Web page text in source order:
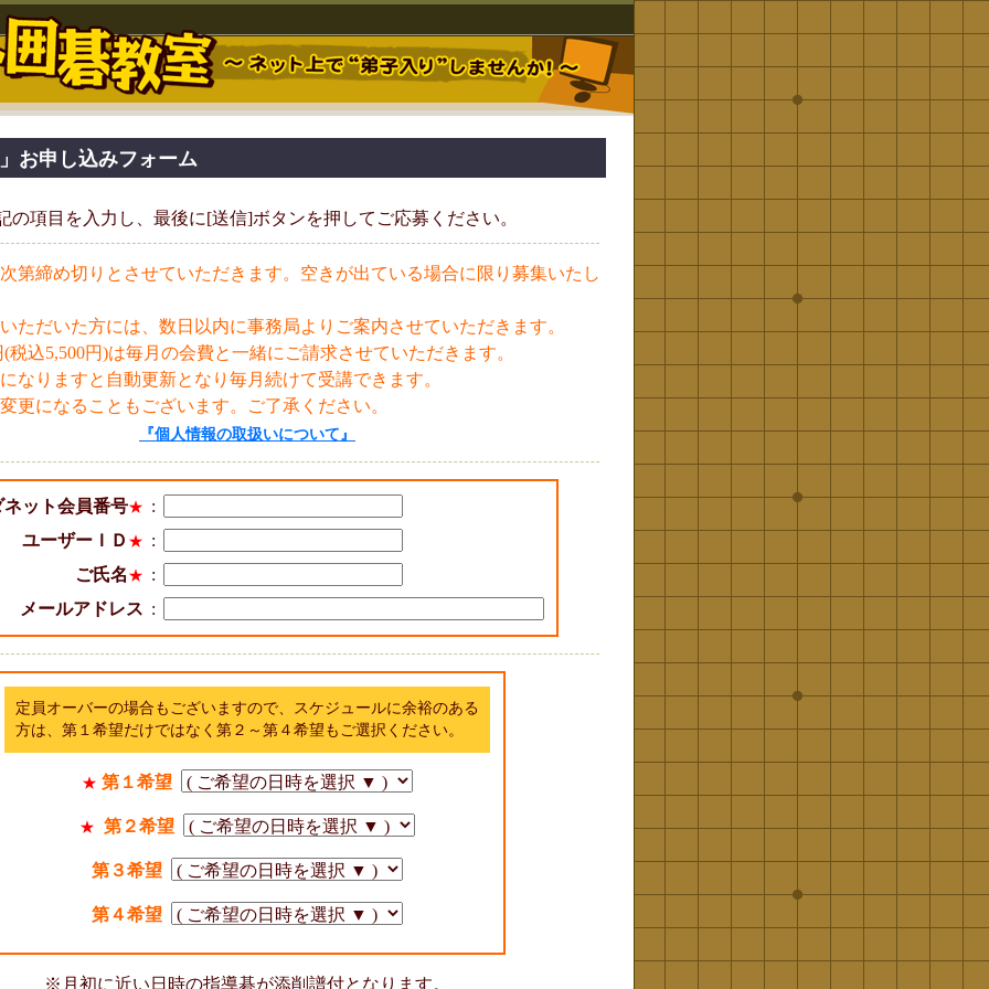
お申し込みフォーム
の項目を入力し、最後に[送信]ボタンを押してご応募ください。
第締め切りとさせていただきます。空きが出ている場合に限り募集いたし
ただいた方には、数日以内に事務局よりご案内させていただきます。
(税込5,500円)は毎月の会費と一緒にご請求させていただきます。
なりますと自動更新となり毎月続けて受講できます。
更になることもございます。ご了承ください。
『個人情報の取扱いについて』
ット会員番号★ :
ユーザーＩＤ ★ :
ご氏名 ★ :
メールアドレス :
定員オーバーの場合もございますので、スケジュールに余裕のある
方は、第１希望だけではなく第２～第４希望もご選択ください。
★ 第１希望
★ 第２希望
第３希望
第４希望
※月初に近い日時の指導碁が添削譜付となります。